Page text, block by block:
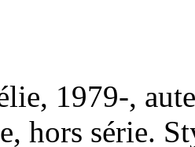
1979-,
hors série.